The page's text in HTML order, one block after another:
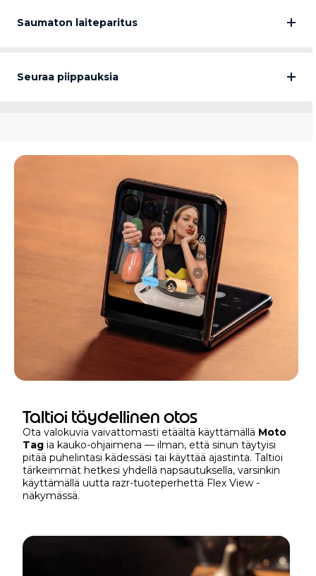
Saumaton laiteparitus
Seuraa piippauksia
Taltioi täydellinen otos
Ota valokuvia vaivattomasti etäältä käyttämällä Moto
Tag ia kauko-ohjaimena — ilman, että sinun täytyisi
pitää puhelintasi kädessäsi tai käyttää ajastinta. Taltioi
tärkeimmät hetkesi yhdellä napsautuksella, varsinkin
käyttämällä uutta razr-tuoteperhettä Flex View -
näkymässä.